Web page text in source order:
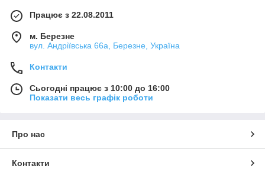
Працює з 22.08.2011
м. Березне
вул. Андріївська 66а, Березне, Україна
Контакти
Сьогодні працює з 10:00 до 16:00
Показати весь графік роботи
Про нас
Контакти